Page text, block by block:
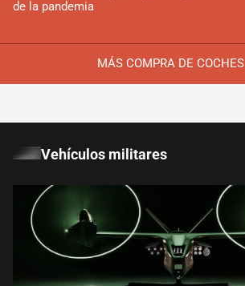
MÁS COMPRA DE COCHES
de la pandemia
Vehículos militares